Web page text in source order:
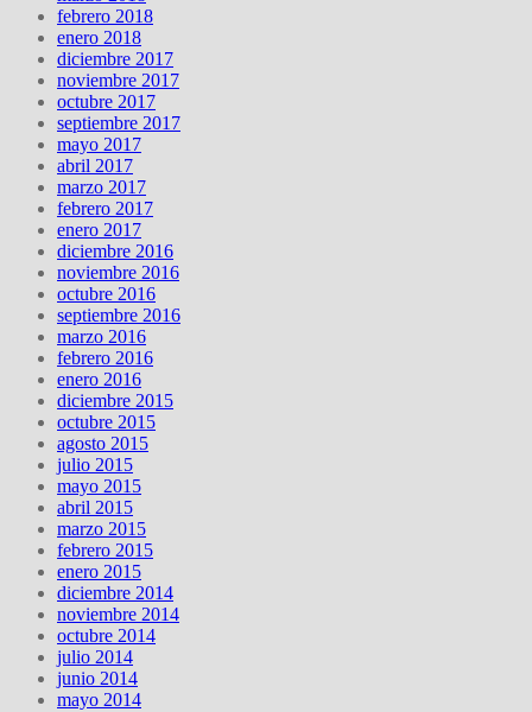
febrero 2018
enero 2018
diciembre 2017
noviembre 2017
octubre 2017
septiembre 2017
mayo 2017
abril 2017
marzo 2017
febrero 2017
enero 2017
diciembre 2016
noviembre 2016
octubre 2016
septiembre 2016
marzo 2016
febrero 2016
enero 2016
diciembre 2015
octubre 2015
agosto 2015
julio 2015
mayo 2015
abril 2015
marzo 2015
febrero 2015
enero 2015
diciembre 2014
noviembre 2014
octubre 2014
julio 2014
junio 2014
mayo 2014